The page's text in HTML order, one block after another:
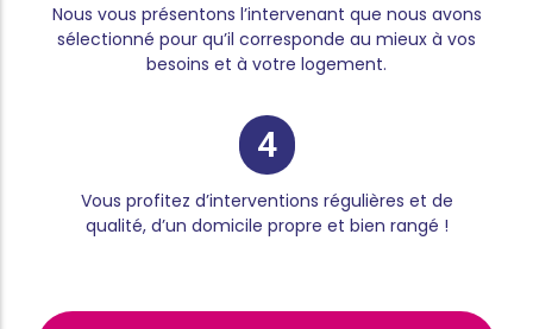
Nous vous présentons l’intervenant que nous avons
sélectionné pour qu’il corresponde au mieux à vos
besoins et à votre logement.
4
Vous profitez d’interventions régulières et de
qualité, d’un domicile propre et bien rangé !